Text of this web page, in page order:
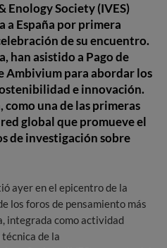
Enology Society (IVES)
a España por primera
de su encuentro.
han asistido a Pago de
Ambivium para abordar los
e innovación.
como una de las primeras
global que promueve el
de investigación sobre
ayer en el epicentro de la
los foros de pensamiento más
integrada como actividad
de la